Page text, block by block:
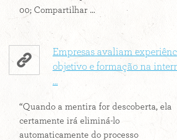
00; Compartilhar ...
Empresas avaliam
objetivo e formação na
...
“Quando a mentira for descoberta, ela
certamente irá eliminá-lo
automaticamente do processo